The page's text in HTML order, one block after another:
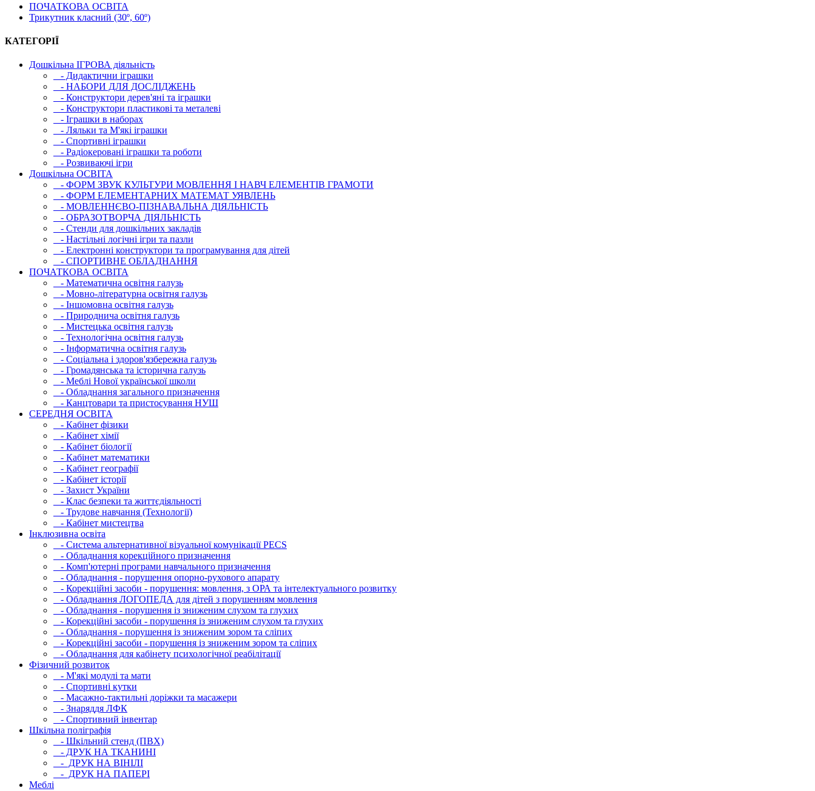
ПОЧАТКОВА ОСВIТА
Трикутник класний (30º, 60º)
КАТЕГОРІЇ
Дошкільна ІГРОВА діяльність
- Дидактични іграшки
- НАБОРИ ДЛЯ ДОСЛІДЖЕНЬ
- Конструктори дерев'яні та іграшки
- Конструктори пластикові та металеві
- Іграшки в наборах
- Ляльки та М'які іграшки
- Спортивні іграшки
- Радіокеровані іграшки та роботи
- Розвиваючі ігри
Дошкільна ОСВIТА
- ФОРМ ЗВУК КУЛЬТУРИ МОВЛЕННЯ І НАВЧ ЕЛЕМЕНТІВ ГРАМОТИ
- ФОРМ ЕЛЕМЕНТАРНИХ МАТЕМАТ УЯВЛЕНЬ
- МОВЛЕННЄВО-ПІЗНАВАЛЬНА ДІЯЛЬНІСТЬ
- ОБРАЗОТВОРЧА ДІЯЛЬНІСТЬ
- Стенди для дошкільних закладів
- Настільні логічні ігри та пазли
- Електронні конструктори та програмування для дітей
- СПОРТИВНЕ ОБЛАДНАННЯ
ПОЧАТКОВА ОСВIТА
- Математична освітня галузь
- Мовно-літературна освітня галузь
- Iншомовна освітня галузь
- Природнича освітня галузь
- Мистецька освітня галузь
- Технологічна освітня галузь
- Інфopматична освітня галузь
- Соціальна і здоров'язбережна галузь
- Громадянська та історична галузь
- Меблі Нової української школи
- Обладнання загального призначення
- Канцтовари та пристосування НУШ
СЕРЕДНЯ ОСВIТА
- Кабінет фізики
- Кабінет хімії
- Кабінет біології
- Кабінет математики
- Кабінет географії
- Кабінет історії
- Захист України
- Клас безпеки та життєдіяльності
- Трудове навчання (Технології)
- Кабінет мистецтва
Інклюзивна освіта
- Система альтернативної візуальної комунікації PECS
- Обладнання корекційного призначення
- Комп'ютерні програми навчального призначення
- Обладнання - порушення опорно-рухового апарату
- Корекційні засоби - порушення: мовлення, з ОРА та інтелектуального розвитку
- Обладнання ЛОГОПЕДА для дітей з порушенням мовлення
- Обладнання - порушення із зниженим слухом та глухих
- Корекційні засоби - порушення із зниженим слухом та глухих
- Обладнання - порушення із зниженим зором та сліпих
- Корекційні засоби - порушення із зниженим зором та сліпих
- Обладнання для кабінету психологічної реабілітації
Фізичний розвиток
- М'які модулi та мати
- Спортивні кутки
- Масажно-тактильні доріжки та масажери
- Знаряддя ЛФК
- Спортивний інвентар
Шкільна поліграфія
- Шкільний стенд (ПВХ)
- ДРУК НА ТКАНИНІ
- ДРУК НА ВІНІЛІ
- ДРУК НА ПАПЕРІ
Меблі